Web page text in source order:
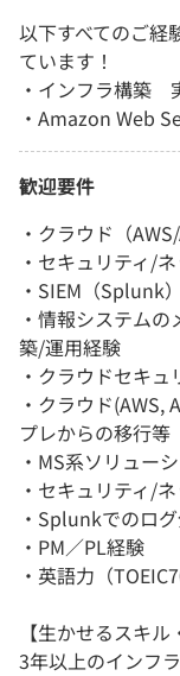
以下すべてのご経
ています！
・インフラ構築
・Amazon Web
歓迎要件
・クラウド（
・セキュリティ/
・SIEM（Splunk
・情報システム
築/運用経験
・クラウドセキ
・クラウド
プレからの移行等
・MS系ソリュー
・セキュリティ/
・Splunkでのロ
・PM／PL経験
・英語力（
【生かせるスキル
3年以上のインフ